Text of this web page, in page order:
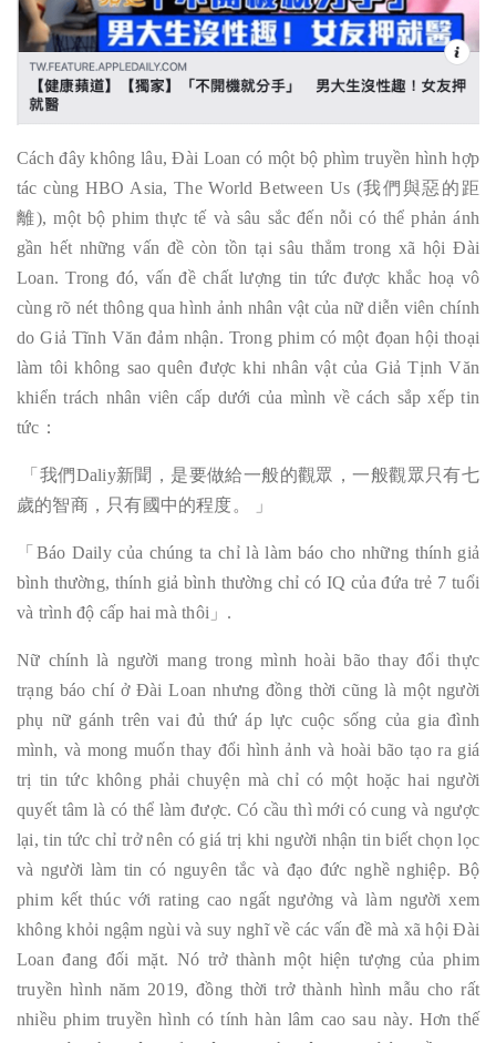
Cách đây không lâu, Đài Loan có một bộ phìm truyền hình hợp
tác cùng HBO Asia, The World Between Us (我們與惡的距
離), một bộ phim thực tế và sâu sắc đến nỗi có thể phản ánh
gần hết những vấn đề còn tồn tại sâu thẳm trong xã hội Đài
Loan. Trong đó, vấn đề chất lượng tin tức được khắc hoạ vô
cùng rõ nét thông qua hình ảnh nhân vật của nữ diễn viên chính
do Giả Tĩnh Văn đảm nhận. Trong phim có một đọan hội thoại
làm tôi không sao quên được khi nhân vật của Giả Tịnh Văn
khiển trách nhân viên cấp dưới của mình về cách sắp xếp tin
tức：
「我們Daliy新聞，是要做給一般的觀眾，一般觀眾只有七
歲的智商，只有國中的程度。 」
「Báo Daily của chúng ta chỉ là làm báo cho những thính giả
bình thường, thính giả bình thường chỉ có IQ của đứa trẻ 7 tuổi
và trình độ cấp hai mà thôi」.
Nữ chính là người mang trong mình hoài bão thay đổi thực
trạng báo chí ở Đài Loan nhưng đồng thời cũng là một người
phụ nữ gánh trên vai đủ thứ áp lực cuộc sống của gia đình
mình, và mong muốn thay đổi hình ảnh và hoài bão tạo ra giá
trị tin tức không phải chuyện mà chỉ có một hoặc hai người
quyết tâm là có thể làm được. Có cầu thì mới có cung và ngược
lại, tin tức chỉ trở nên có giá trị khi người nhận tin biết chọn lọc
và người làm tin có nguyên tắc và đạo đức nghề nghiệp. Bộ
phim kết thúc với rating cao ngất ngưởng và làm người xem
không khỏi ngậm ngùi và suy nghĩ về các vấn đề mà xã hội Đài
Loan đang đối mặt. Nó trở thành một hiện tượng của phim
truyền hình năm 2019, đồng thời trở thành hình mẫu cho rất
nhiều phim truyền hình có tính hàn lâm cao sau này. Hơn thế